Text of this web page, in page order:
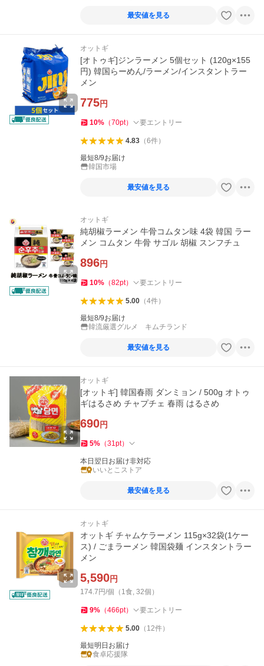
最安値を見る
オットギ
[オトゥギ]ジンラーメン 5個セット (120g×155
円) 韓国らーめん/ラーメン/インスタントラー
メン
775円
10% （70pt） 要エントリー
4.83（6件）
最短8/9お届け
韓国市場
最安値を見る
オットギ
純胡椒ラーメン 牛骨コムタン味 4袋 韓国 ラー
メン コムタン 牛骨 サゴル 胡椒 スンフチュ
896円
10% （82pt） 要エントリー
5.00（4件）
最短8/9お届け
韓流厳選グルメ キムチランド
最安値を見る
オットギ
[オットギ] 韓国春雨 ダンミョン / 500g オトゥ
ギはるさめ チャプチェ 春雨 はるさめ
690円
5% （31pt）
本日翌日お届け非対応
いいとこストア
最安値を見る
オットギ
オットギ チャムケラーメン 115g×32袋(1ケー
ス) / ごまラーメン 韓国袋麺 インスタントラー
メン
5,590円
174.7円/個（1食, 32個）
9% （466pt） 要エントリー
5.00（ 12件）
最短明日お届け
食卓応援隊